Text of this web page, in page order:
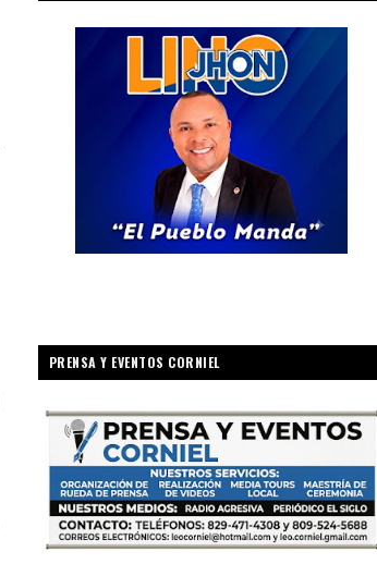
PRENSA Y EVENTOS CORNIEL